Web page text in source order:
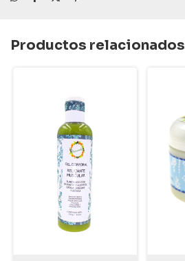
Productos relacionados